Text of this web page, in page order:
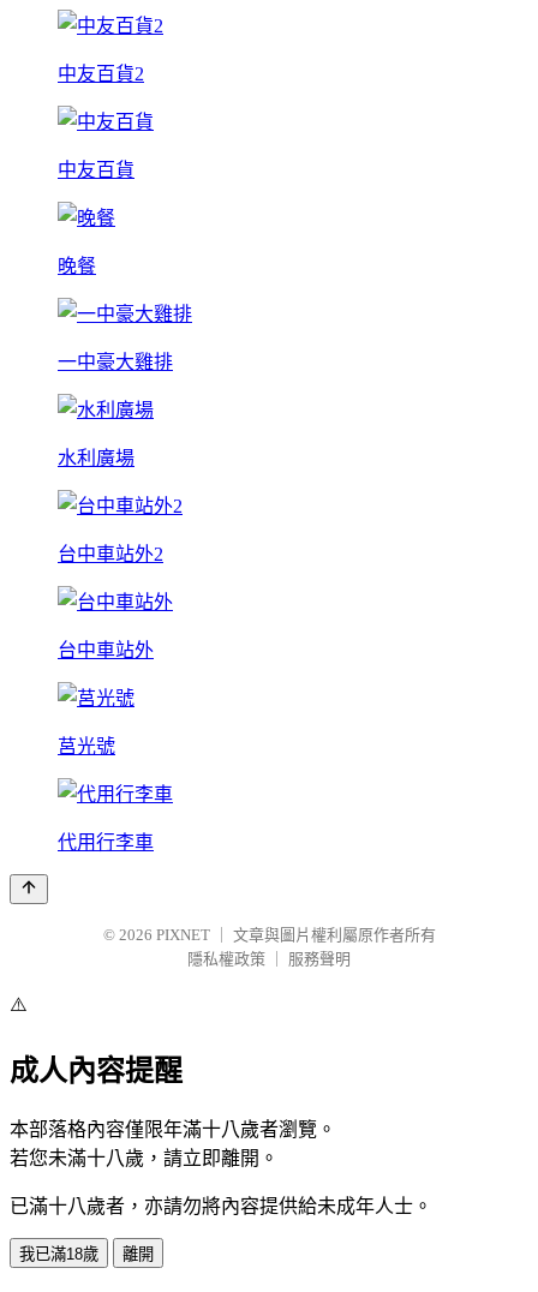
中友百貨2
中友百貨
晚餐
一中豪大雞排
水利廣場
台中車站外2
台中車站外
莒光號
代用行李車
© 2026 PIXNET
文章與圖片權利屬原作者所有
隱私權政策
服務聲明
⚠️
成人內容提醒
本部落格內容僅限年滿十八歲者瀏覽。
若您未滿十八歲，請立即離開。
已滿十八歲者，亦請勿將內容提供給未成年人士。
我已滿18歲 離開